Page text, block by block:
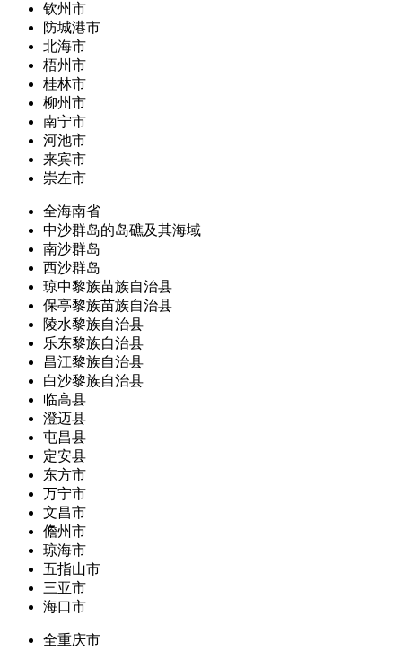
钦州市
防城港市
北海市
梧州市
桂林市
柳州市
南宁市
河池市
来宾市
崇左市
全海南省
中沙群岛的岛礁及其海域
南沙群岛
西沙群岛
琼中黎族苗族自治县
保亭黎族苗族自治县
陵水黎族自治县
乐东黎族自治县
昌江黎族自治县
白沙黎族自治县
临高县
澄迈县
屯昌县
定安县
东方市
万宁市
文昌市
儋州市
琼海市
五指山市
三亚市
海口市
全重庆市